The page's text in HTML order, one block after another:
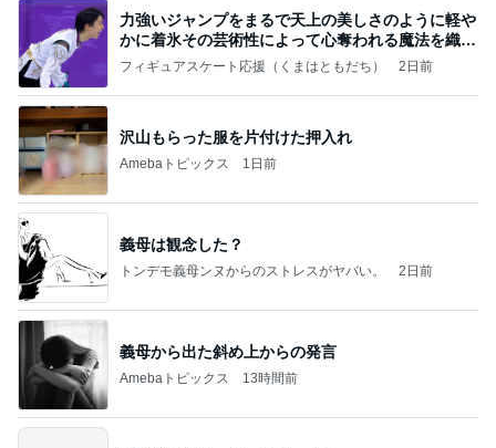
力強いジャンプをまるで天上の美しさのように軽や
かに着氷その芸術性によって心奪われる魔法を織り
なす
フィギュアスケート応援（くまはともだち） 2日前
沢山もらった服を片付けた押入れ
Amebaトピックス 1日前
義母は観念した？
トンデモ義母ンヌからのストレスがヤバい。 2日前
義母から出た斜め上からの発言
Amebaトピックス 13時間前